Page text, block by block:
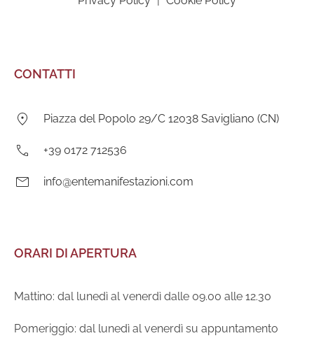
CONTATTI
Indirizzo:
Piazza del Popolo 29/C 12038 Savigliano (CN)
Telefono:
+39 0172 712536
E-
info@entemanifestazioni.com
ORARI DI APERTURA
Mattino: dal lunedì al venerdì dalle 09.00 alle 12.30
Pomeriggio: dal lunedì al venerdì su appuntamento